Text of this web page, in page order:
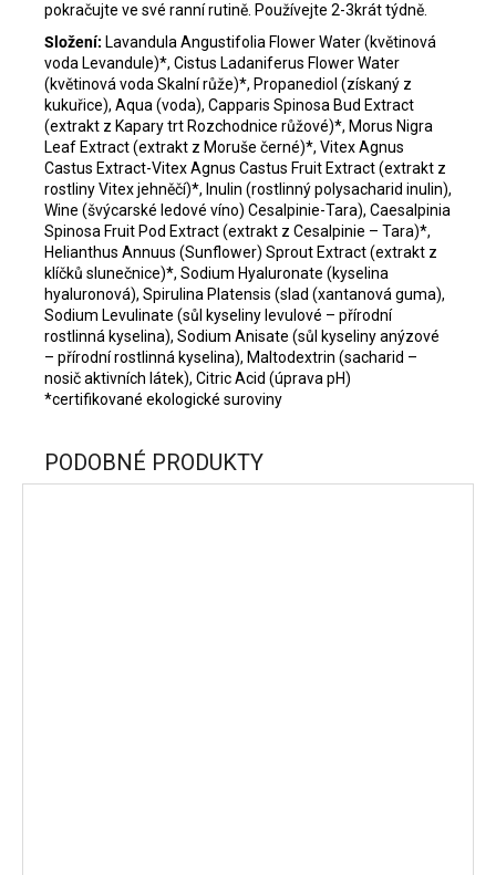
pokračujte ve své ranní rutině. Používejte 2-3krát týdně.
Složení: Lavandula Angustifolia Flower Water (květinová
voda Levandule)*, Cistus Ladaniferus Flower Water
(květinová voda Skalní růže)*, Propanediol (získaný z
kukuřice), Aqua (voda), Capparis Spinosa Bud Extract
(extrakt z Kapary trt Rozchodnice růžové)*, Morus Nigra
Leaf Extract (extrakt z Moruše černé)*, Vitex Agnus
Castus Extract-Vitex Agnus Castus Fruit Extract (extrakt z
rostliny Vitex jehněčí)*, Inulin (rostlinný polysacharid inulin),
Wine (švýcarské ledové víno) Cesalpinie-Tara), Caesalpinia
Spinosa Fruit Pod Extract (extrakt z Cesalpinie – Tara)*,
Helianthus Annuus (Sunflower) Sprout Extract (extrakt z
klíčků slunečnice)*, Sodium Hyaluronate (kyselina
hyaluronová), Spirulina Platensis (slad (xantanová guma),
Sodium Levulinate (sůl kyseliny levulové – přírodní
rostlinná kyselina), Sodium Anisate (sůl kyseliny anýzové
– přírodní rostlinná kyselina), Maltodextrin (sacharid –
nosič aktivních látek), Citric Acid (úprava pH)
*certifikované ekologické suroviny
PODOBNÉ PRODUKTY